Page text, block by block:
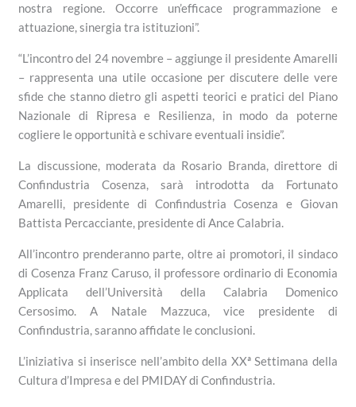
nostra regione. Occorre un’efficace programmazione e
attuazione, sinergia tra istituzioni”.
“L’incontro del 24 novembre – aggiunge il presidente Amarelli
– rappresenta una utile occasione per discutere delle vere
sfide che stanno dietro gli aspetti teorici e pratici del Piano
Nazionale di Ripresa e Resilienza, in modo da poterne
cogliere le opportunità e schivare eventuali insidie”.
La discussione, moderata da Rosario Branda, direttore di
Confindustria Cosenza, sarà introdotta da Fortunato
Amarelli, presidente di Confindustria Cosenza e Giovan
Battista Percacciante, presidente di Ance Calabria.
All’incontro prenderanno parte, oltre ai promotori, il sindaco
di Cosenza Franz Caruso, il professore ordinario di Economia
Applicata dell’Università della Calabria Domenico
Cersosimo. A Natale Mazzuca, vice presidente di
Confindustria, saranno affidate le conclusioni.
L’iniziativa si inserisce nell’ambito della XXª Settimana della
Cultura d’Impresa e del PMIDAY di Confindustria.